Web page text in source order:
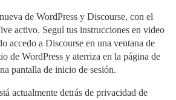
de WordPress y Discourse, con el
activo. Seguí tus instrucciones en video
accedo a Discourse en una ventana de
de WordPress y aterriza en la página de
pantalla de inicio de sesión.
actualmente detrás de privacidad de